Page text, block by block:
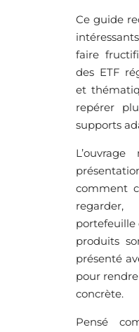
Ce guide
faire
des ETF
et
repérer
supports
comment
portefeuille
produits
présenté
pour
concrète.
Pensé